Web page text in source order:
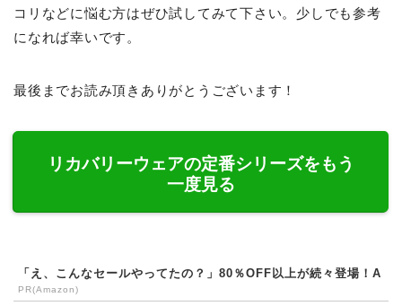
コリなどに悩む方はぜひ試してみて下さい。少しでも参考
になれば幸いです。
最後までお読み頂きありがとうございます！
リカバリーウェアの定番シリーズをもう
一度見る
「え、こんなセールやってたの？」80％OFF以上が続々登場！A
mazonの本気が...
PR(Amazon)